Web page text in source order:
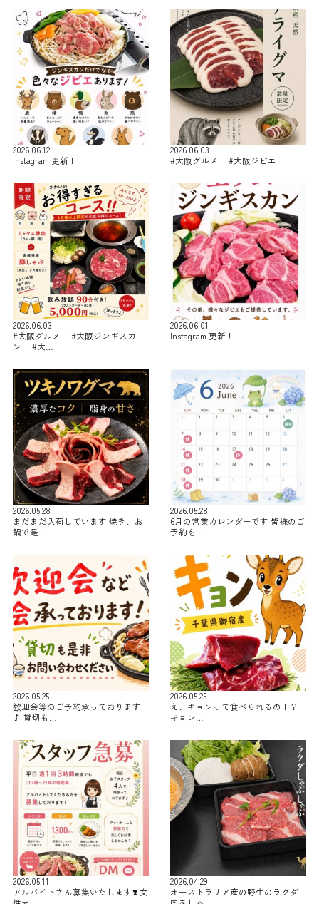
2026.06.12
Instagram 更新！
2026.06.03
#大阪グルメ #大阪ジビエ
2026.06.03
#大阪グルメ #大阪ジンギスカ
ン #大…
2026.06.01
Instagram 更新！
2026.05.28
まだまだ入荷しています 焼き、お
鍋で是…
2026.05.28
6月の営業カレンダーです 皆様のご
予約を…
2026.05.25
歓迎会等のご予約承っております
♪ 貸切も…
2026.05.25
え、キョンって食べられるの！？
キョン…
2026.05.11
アルバイトさん募集いたします❣️ 女
2026.04.29
オーストラリア産の野生のラクダ